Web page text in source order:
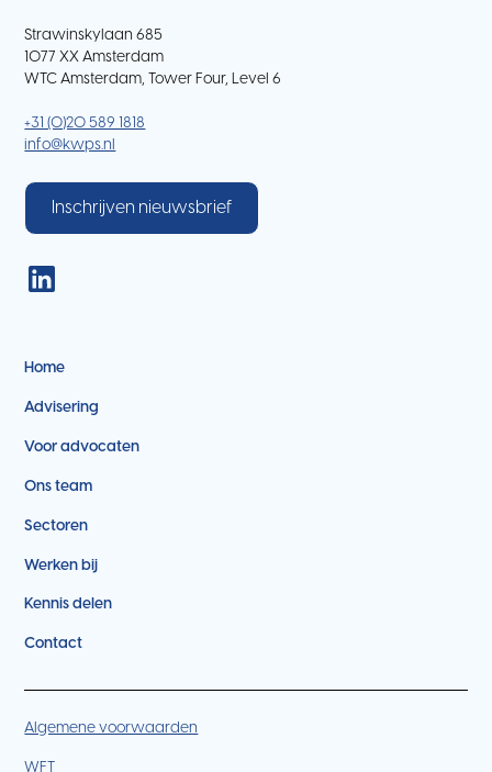
Strawinskylaan 685
1077 XX Amsterdam
WTC Amsterdam, Tower Four, Level 6
+31 (0)20 589 1818
info@kwps.nl
Inschrijven nieuwsbrief
Home
Advisering
Voor advocaten
Ons team
Sectoren
Werken bij
Kennis delen
Contact
Algemene voorwaarden
WFT